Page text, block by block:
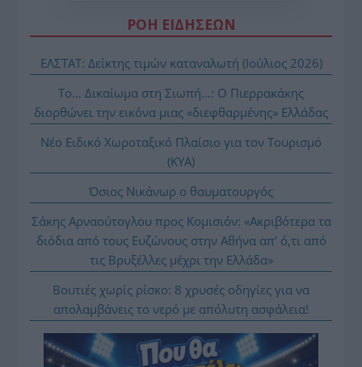
ΡΟΗ ΕΙΔΗΣΕΩΝ
ΕΛΣΤΑΤ: Δείκτης τιμών καταναλωτή (Ιούλιος 2026)
Το… Δικαίωμα στη Σιωπή…: Ο Πιερρακάκης
διορθώνει την εικόνα μιας «διεφθαρμένης» Ελλάδας
Νέο Ειδικό Χωροταξικό Πλαίσιο για τον Τουρισμό
(ΚΥΑ)
Όσιος Νικάνωρ ο θαυματουργός
Σάκης Αρναούτογλου προς Κομισιόν: «Ακριβότερα τα
διόδια από τους Ευζώνους στην Αθήνα απ’ ό,τι από
τις Βρυξέλλες μέχρι την Ελλάδα»
Βουτιές χωρίς ρίσκο: 8 χρυσές οδηγίες για να
απολαμβάνεις το νερό με απόλυτη ασφάλεια!